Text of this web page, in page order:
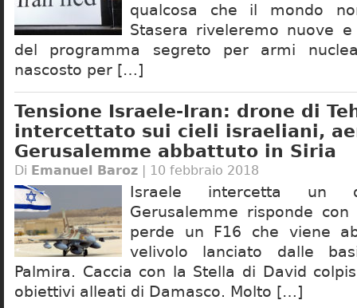
qualcosa che il mondo
Stasera riveleremo nuove
del programma segreto per armi
nascosto per […]
Tensione Israele-Iran: drone di
intercettato sui cieli israeliani,
Gerusalemme abbattuto in Siria
Di Emanuel Baroz | 10 febbraio 2018
Israele intercetta un
Gerusalemme risponde
perde un F16 che viene
velivolo lanciato dalle
Palmira. Caccia con la Stella di David
obiettivi alleati di Damasco. Molto […]